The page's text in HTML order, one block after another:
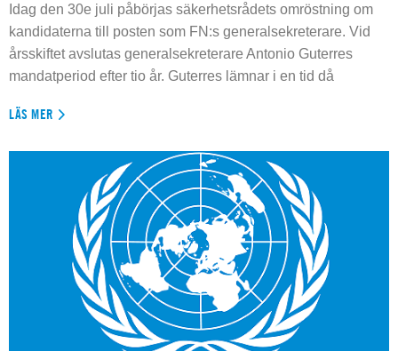
Idag den 30e juli påbörjas säkerhetsrådets omröstning om
kandidaterna till posten som FN:s generalsekreterare. Vid
årsskiftet avslutas generalsekreterare Antonio Guterres
mandatperiod efter tio år. Guterres lämnar i en tid då
LÄS MER